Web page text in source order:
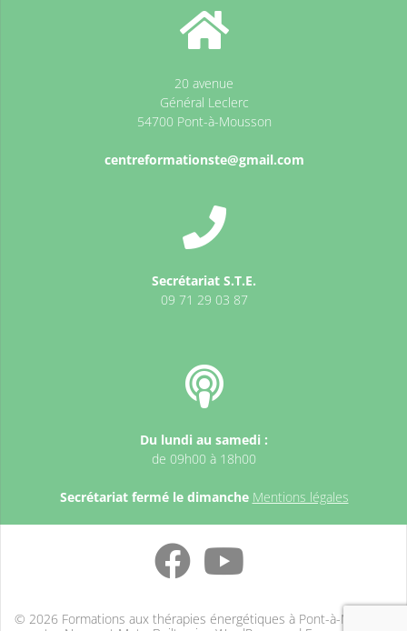
20 avenue
Général Leclerc
54700 Pont-à-Mousson
centreformationste@gmail.com
Secrétariat S.T.E.
09 71 29 03 87
Du lundi au samedi :
de 09h00 à 18h00
Secrétariat fermé le dimanche Mentions légales
© 2026 Formations aux thérapies énergétiques à Pont-à-Mousson